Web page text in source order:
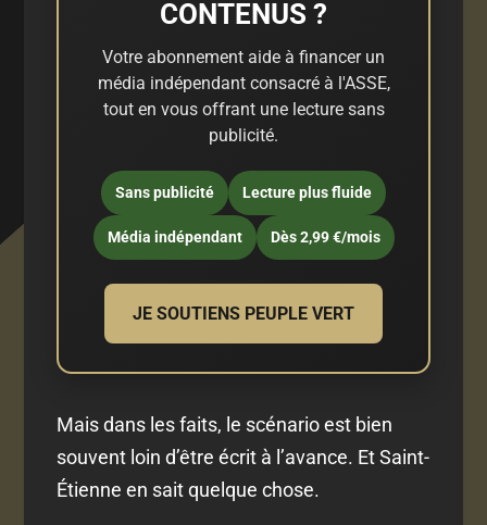
CONTENUS ?
Votre abonnement aide à financer un
média indépendant consacré à l'ASSE,
tout en vous offrant une lecture sans
publicité.
Sans publicité Lecture plus fluide
Média indépendant Dès 2,99 €/mois
JE SOUTIENS PEUPLE VERT
Mais dans les faits, le scénario est bien
souvent loin d’être écrit à l’avance. Et Saint-
Étienne en sait quelque chose.